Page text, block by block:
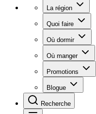
La région
Quoi faire
Où dormir
Où manger
Promotions
Blogue
Recherche